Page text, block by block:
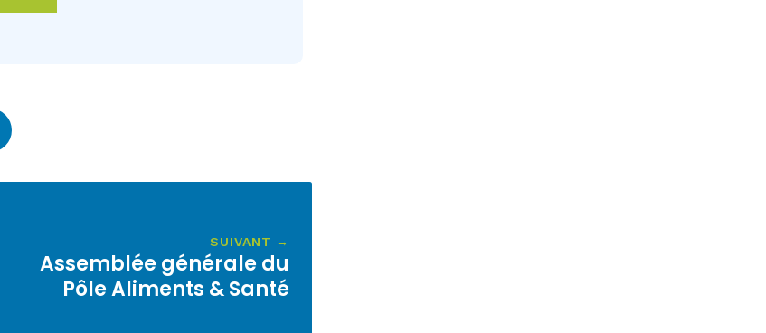
SUIVANT →
Assemblée générale du
Pôle Aliments & Santé